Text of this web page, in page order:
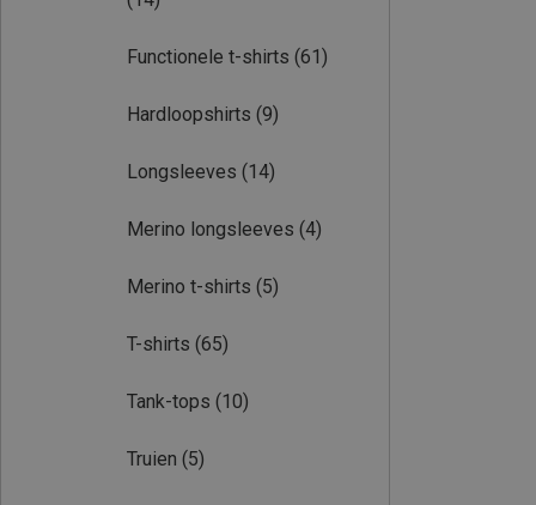
Functionele t-shirts (61)
Hardloopshirts (9)
Longsleeves (14)
Merino longsleeves (4)
Merino t-shirts (5)
T-shirts (65)
Tank-tops (10)
Truien (5)